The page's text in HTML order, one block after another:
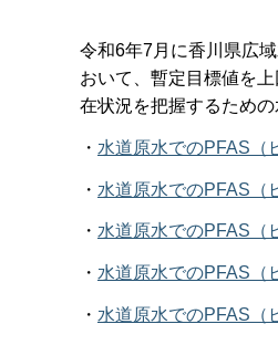
令和6年7月に香川県広
おいて、暫定目標値を
在状況を把握するための
・ 水道原水でのPFAS（
・ 水道原水でのPFAS（
・ 水道原水でのPFAS（
・ 水道原水でのPFAS（
・ 水道原水でのPFAS（